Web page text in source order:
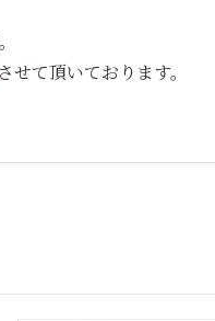
て頂いております。